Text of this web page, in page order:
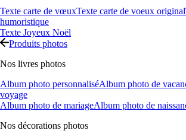
Texte carte de vœuxTexte carte de voeux original
humoristique
Texte Joyeux Noël
Produits photos
Nos livres photos
Album photo personnaliséAlbum photo de
voyage
Album photo de mariageAlbum photo de
Nos décorations photos